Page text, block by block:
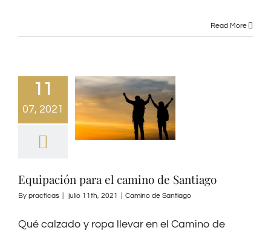
Read More
11
07, 2021
Equipación para el camino de Santiago
By practicas julio 11th, 2021 Camino de Santiago
Qué calzado y ropa llevar en el Camino de